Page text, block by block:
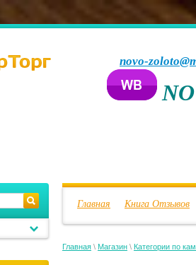
novo-
Главная Книга Отзывов
Главная \ Магазин \ Категории по